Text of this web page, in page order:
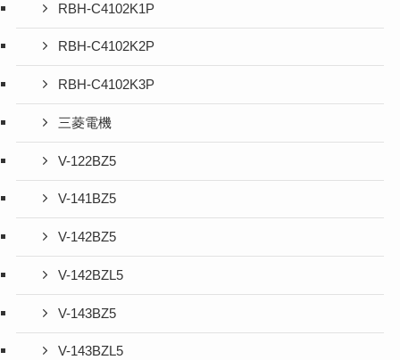
RBH-C4102K1P
RBH-C4102K2P
RBH-C4102K3P
三菱電機
V-122BZ5
V-141BZ5
V-142BZ5
V-142BZL5
V-143BZ5
V-143BZL5